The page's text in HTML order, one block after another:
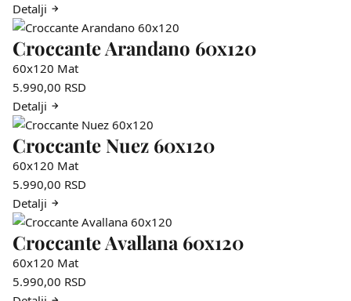
Detalji
Croccante Arandano 60x120
60x120 Mat
5.990,00 RSD
Detalji
Croccante Nuez 60x120
60x120 Mat
5.990,00 RSD
Detalji
Croccante Avallana 60x120
60x120 Mat
5.990,00 RSD